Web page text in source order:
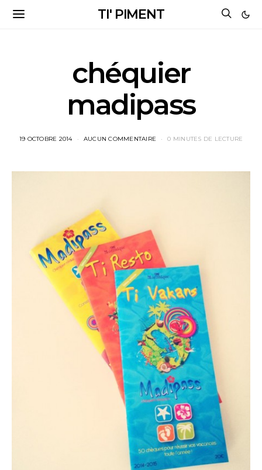
TI' PIMENT
chéquier
madipass
19 OCTOBRE 2014 AUCUN COMMENTAIRE 0 MINUTES DE LECTURE